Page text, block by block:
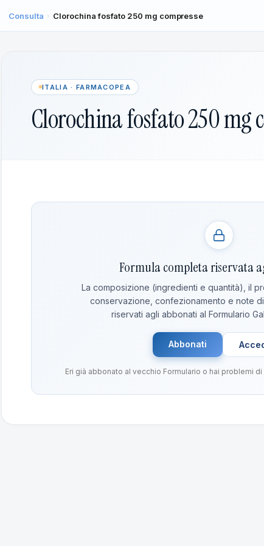
Consulta › Clorochina fosfato 250 mg compresse
ITALIA · FARMACOPEA
Clorochina fosfato 250 mg
Formula completa riservata
La composizione (ingredienti e quantità), il
conservazione, confezionamento e note
riservati agli abbonati al Formulario
Abbonati
Eri già abbonato al vecchio Formulario o hai problemi